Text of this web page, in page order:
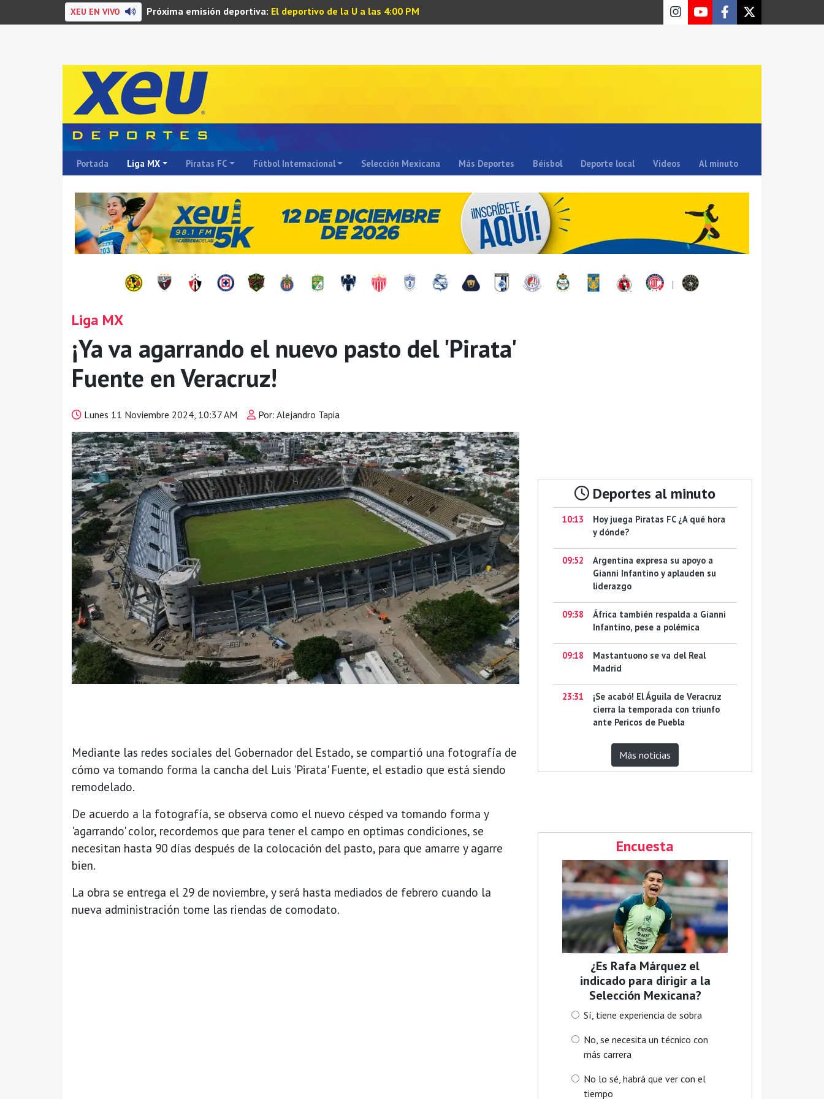
XEU EN VIVO Próxima emisión deportiva: El deportivo de la U a las 4:00 PM
Portada Liga MX Piratas FC Fútbol Internacional Selección Mexicana Más Deportes Béisbol Deporte local Videos Al minuto
|
Liga MX
¡Ya va agarrando el nuevo pasto del 'Pirata'
Fuente en Veracruz!
Lunes 11 Noviembre 2024, 10:37 AM Por: Alejandro Tapia
Mediante las redes sociales del Gobernador del Estado, se compartió una fotografía de
cómo va tomando forma la cancha del Luis 'Pirata' Fuente, el estadio que está siendo
remodelado.
De acuerdo a la fotografía, se observa como el nuevo césped va tomando forma y
'agarrando' color, recordemos que para tener el campo en optimas condiciones, se
necesitan hasta 90 días después de la colocación del pasto, para que amarre y agarre
bien.
La obra se entrega el 29 de noviembre, y será hasta mediados de febrero cuando la
nueva administración tome las riendas de comodato.
Deportes al minuto
10:13
Hoy juega Piratas FC ¿A qué hora
y dónde?
09:52
Argentina expresa su apoyo a
Gianni Infantino y aplauden su
liderazgo
09:38
África también respalda a Gianni
Infantino, pese a polémica
09:18
Mastantuono se va del Real
Madrid
23:31
¡Se acabó! El Águila de Veracruz
cierra la temporada con triunfo
ante Pericos de Puebla
Más noticias
Encuesta
¿Es Rafa Márquez el
indicado para dirigir a la
Selección Mexicana?
Sí, tiene experiencia de sobra
No, se necesita un técnico con
más carrera
No lo sé, habrá que ver con el
tiempo